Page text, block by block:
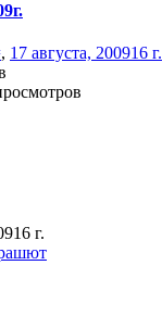
, 17 августа, 200916 г.
16 г.